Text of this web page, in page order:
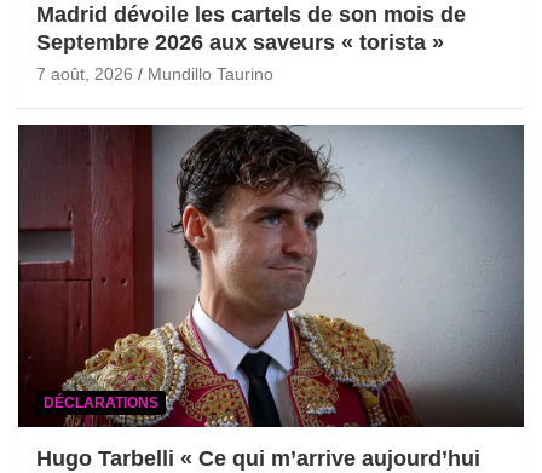
Madrid dévoile les cartels de son mois de
Septembre 2026 aux saveurs « torista »
7 août, 2026 Mundillo Taurino
DÉCLARATIONS
Hugo Tarbelli « Ce qui m’arrive aujourd’hui